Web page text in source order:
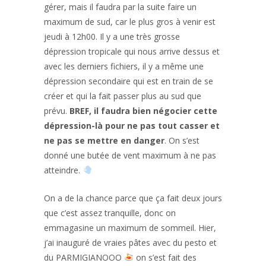
gérer, mais il faudra par la suite faire un
maximum de sud, car le plus gros à venir est
jeudi à 12h00. Il y a une très grosse
dépression tropicale qui nous arrive dessus et
avec les derniers fichiers, il y a même une
dépression secondaire qui est en train de se
créer et qui la fait passer plus au sud que
prévu. BREF, il faudra bien négocier cette
dépression-là pour ne pas tout casser et
ne pas se mettre en danger. On s’est
donné une butée de vent maximum à ne pas
atteindre.
On a de la chance parce que ça fait deux jours
que c’est assez tranquille, donc on
emmagasine un maximum de sommeil. Hier,
j’ai inauguré de vraies pâtes avec du pesto et
du PARMIGIANOOO
on s’est fait des